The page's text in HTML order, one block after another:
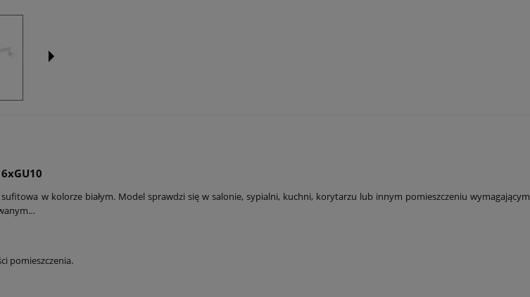
w kolorze białym. Model sprawdzi się w salonie, sypialni, kuchni, korytarzu lub innym pomieszczeniu wymagającym
pomieszczenia.